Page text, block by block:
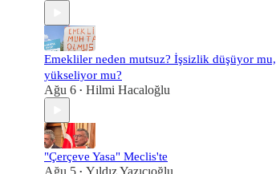
Emekliler neden mutsuz? İşsizlik düşüyor mu,
yükseliyor mu?
Ağu 6 • Hilmi Hacaloğlu
"Çerçeve Yasa" Meclis'te
Ağu 5 • Yıldız Yazıcıoğlu